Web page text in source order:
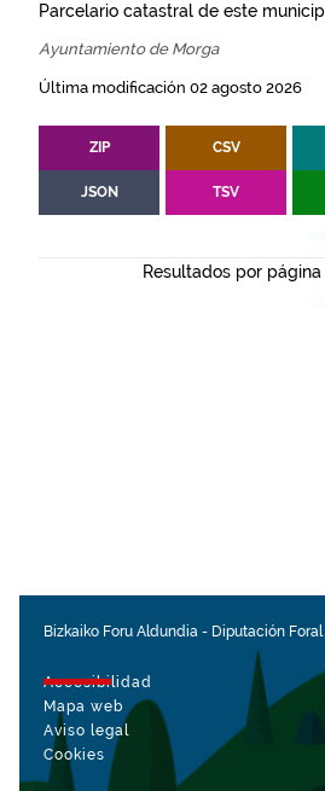
Parcelario catastral de este
Ayuntamiento de Morga
Última modificación 02 agosto 2026
ZIP CSV
JSON TSV
Resultados por página
Bizkaiko Foru Aldundia - Diputación
Accesibilidad
Mapa web
Aviso legal
Cookies